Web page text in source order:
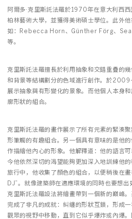
阿爾多·克里斯託法羅於1970年在意大利西
柏林藝術大學，並獲得美術碩士學位。此外
如：Rebecca Horn、Günther Förg、
等。
克里斯託法羅擅長於利用抽象和交錯重疊的
和背景等結構劃分的色域進行創作。於
展示抽象與有形變化的景象。而他個人本身
廓形狀的組合。
克里斯託法羅的畫作展示了所有元素的緊湊
形筆觸的有趣組合。另一個具有意味的是他
作描繪他內心的形象。他解釋道：他的語言
今他依然深切的渴望能夠更加深入地訓練他
旅行中，他收集了顏色的組合，以便稍後在
DJ”。就像建築師在適應環境的同時也要想出
克里斯託法羅設法將繪畫帶到一個新的巔峰
完成了非凡的成就：糾纏的形狀互鎖，形成
觀眾的視野中移動，直到它似乎爆炸或內爆